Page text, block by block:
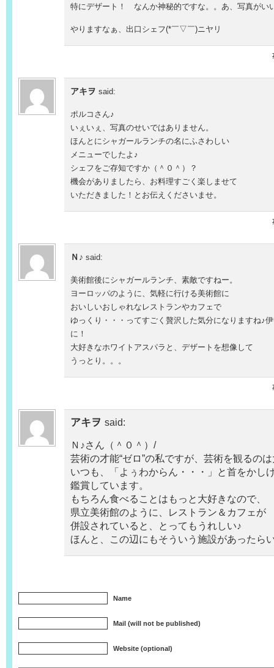
特にデザート！ なんか神秘的ですな。。あ、写真がい
やりますなぁ、出口シェフ(*￣▽￣)ニヤリ
アキヲ said:
ポルコさん♪
いぇいぇ、写真のせいではありません。
ほんとにシャガールランチの名にふさわしい
メニューでしたよ♪
シェフをご存知ですか（＾０＾）？
機会がありましたら、お料理すごく楽しませて
いただきました！とお伝えくださいませ。
Ｎ♪ said:
美術館後にシャガールランチ、素敵ですねー。
ヨーロッパのように、気軽に行ける美術館に
おいしいおしゃれなレストランやカフェで
ゆっくり・・・ってすごく贅沢した気分になりますね♪
に！
大好きなホワイトアスパラと、デザートを想像して
うっとり。。。
アキヲ said:
Ｎ♪さん（＾０＾）/
芸術の才能“ゼロ”の私ですが、芸術を観るの
いつも、「よぅわからん・・・」と首をかし
鑑賞しています。
もちろん食べることはもっと大好きなので、
県立美術館のように、レストラン＆カフェが
併設されていると、とってもうれしい♪
ほんと、この辺にもそういう施設があったら
Name
Mail (will not be published)
Website (optional)